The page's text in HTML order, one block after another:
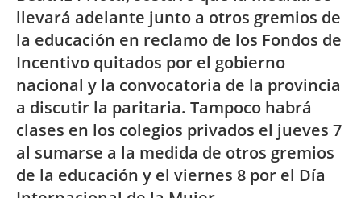
llevará adelante junto a otros gremios de
la educación en reclamo de los Fondos de
Incentivo quitados por el gobierno
nacional y la convocatoria de la provincia
a discutir la paritaria. Tampoco habrá
clases en los colegios privados el jueves 7
al sumarse a la medida de otros gremios
de la educación y el viernes 8 por el Día